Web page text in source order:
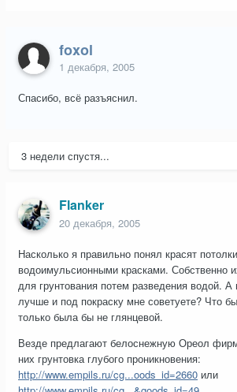
foxol
1 декабря, 2005
Спасибо, всё разъяснил.
3 недели спустя...
Flanker
20 декабря, 2005
Насколько я правильно понял красят
водоимульсионными красками. Собственно
для грунтования потем разведения водой. А
лучше и под покраску мне советуете? Что
только была бы не глянцевой.
Везде предлагают белоснежную Ореол
них грунтовка глубого проникновения:
http://www.empils.ru/cg...oods_id=2660 или